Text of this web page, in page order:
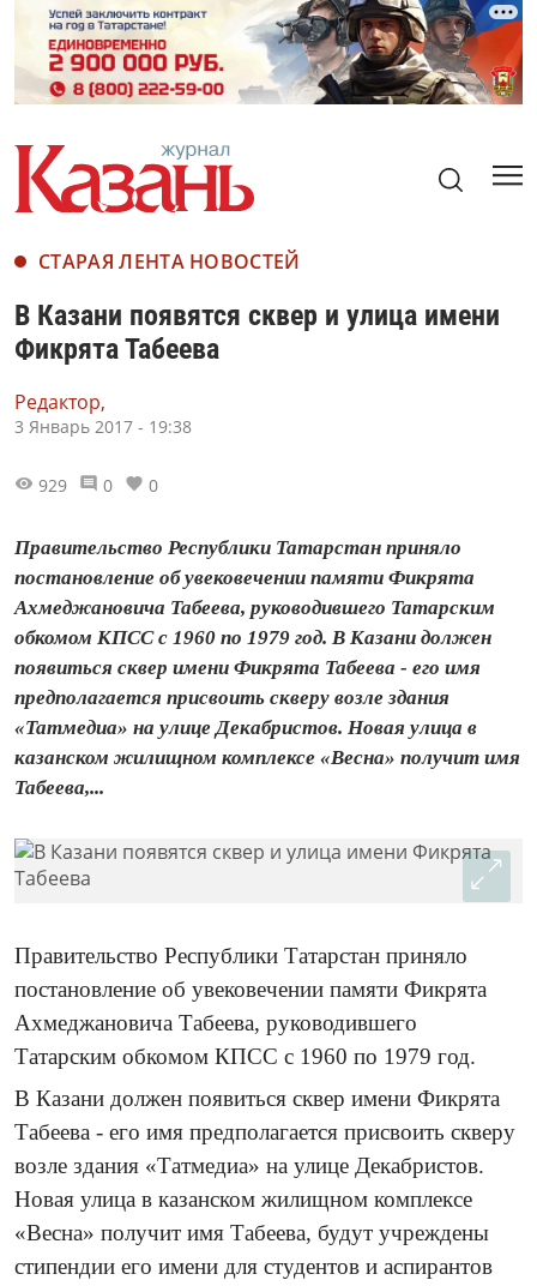
СТАРАЯ ЛЕНТА НОВОСТЕЙ
В Казани появятся сквер и улица имени
Фикрята Табеева
Редактор,
3 Январь 2017 - 19:38
929 0 0
Правительство Республики Татарстан приняло
постановление об увековечении памяти Фикрята
Ахмеджановича Табеева, руководившего Татарским
обкомом КПСС с 1960 по 1979 год. В Казани должен
появиться сквер имени Фикрята Табеева - его имя
предполагается присвоить скверу возле здания
«Татмедиа» на улице Декабристов. Новая улица в
казанском жилищном комплексе «Весна» получит имя
Табеева,...
Правительство Республики Татарстан приняло
постановление об увековечении памяти Фикрята
Ахмеджановича Табеева, руководившего
Татарским обкомом КПСС с 1960 по 1979 год.
В Казани должен появиться сквер имени Фикрята
Табеева - его имя предполагается присвоить скверу
возле здания «Татмедиа» на улице Декабристов.
Новая улица в казанском жилищном комплексе
«Весна» получит имя Табеева, будут учреждены
стипендии его имени для студентов и аспирантов